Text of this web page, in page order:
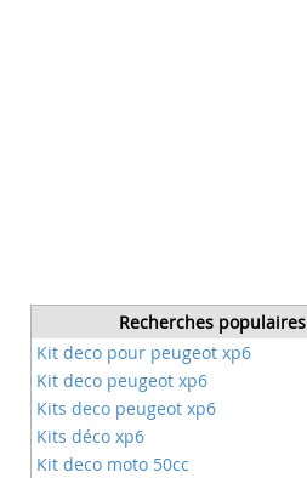
Recherches populaires
Kit deco pour peugeot xp6
Kit deco peugeot xp6
Kits deco peugeot xp6
Kits déco xp6
Kit deco moto 50cc